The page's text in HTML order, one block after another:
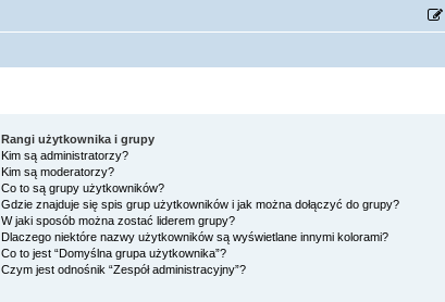
Rangi użytkownika i grupy
Kim są administratorzy?
Kim są moderatorzy?
Co to są grupy użytkowników?
Gdzie znajduje się spis grup użytkowników i jak można dołączyć do grupy?
W jaki sposób można zostać liderem grupy?
Dlaczego niektóre nazwy użytkowników są wyświetlane innymi kolorami?
Co to jest “Domyślna grupa użytkownika”?
Czym jest odnośnik “Zespół administracyjny”?